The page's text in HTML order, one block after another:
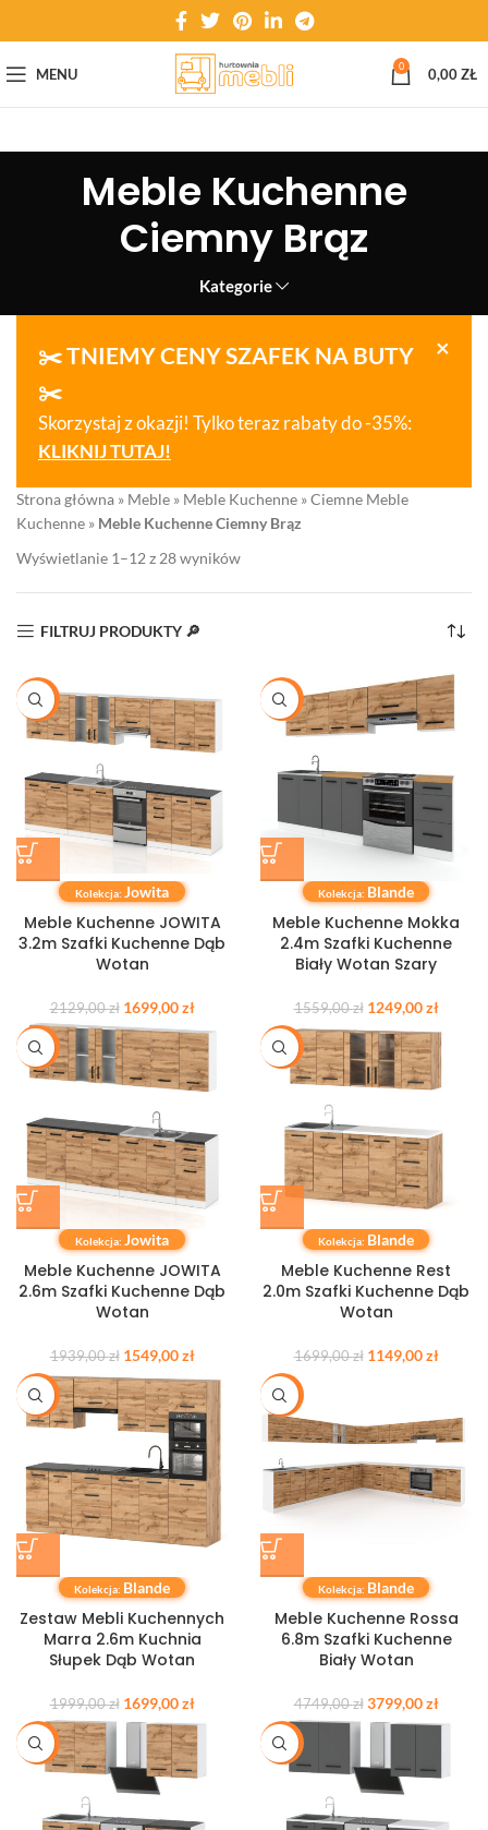
MENU 0 0,00ZŁ
Meble Kuchenne
Ciemny Brąz
Kategorie
×
✂️ TNIEMY CENY SZAFEK NA BUTY
✂️
Skorzystaj z okazji! Tylko teraz rabaty do -35%:
KLIKNIJ TUTAJ!
Strona główna » Meble » Meble Kuchenne »Ciemne Meble
Kuchenne » Meble Kuchenne Ciemny Brąz
Wyświetlanie 1–12 z 28 wyników
FILTRUJ PRODUKTY 🔎
-20%
Kolekcja: Jowita
Meble Kuchenne JOWITA
3.2m Szafki Kuchenne Dąb
Wotan
2129,00zł 1699,00zł
-20%
Kolekcja: Blande
Meble Kuchenne Mokka
2.4m Szafki Kuchenne
Biały Wotan Szary
1559,00zł 1249,00zł
-20%
Kolekcja: Jowita
Meble Kuchenne JOWITA
2.6m Szafki Kuchenne Dąb
Wotan
1939,00zł 1549,00zł
-32%
Kolekcja: Blande
Meble Kuchenne Rest
2.0m Szafki Kuchenne Dąb
Wotan
1699,00zł 1149,00zł
-15%
Kolekcja: Blande
Zestaw Mebli Kuchennych
Marra 2.6m Kuchnia
Słupek Dąb Wotan
1999,00zł 1699,00zł
-20%
Kolekcja: Blande
Meble Kuchenne Rossa
6.8m Szafki Kuchenne
Biały Wotan
4749,00zł 3799,00zł
-20% -20%